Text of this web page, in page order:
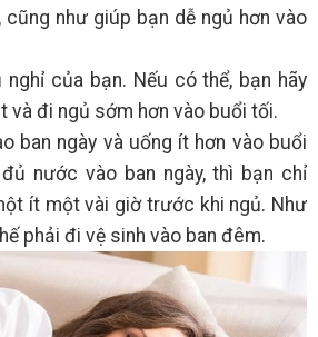
như giúp bạn dễ ngủ hơn vào
nghỉ của bạn. Nếu có thể, bạn hãy
và đi ngủ sớm hơn vào buổi tối.
ban ngày và uống ít hơn vào buổi
nước vào ban ngày, thì bạn chỉ
ít một vài giờ trước khi ngủ. Như
phải đi vệ sinh vào ban đêm.